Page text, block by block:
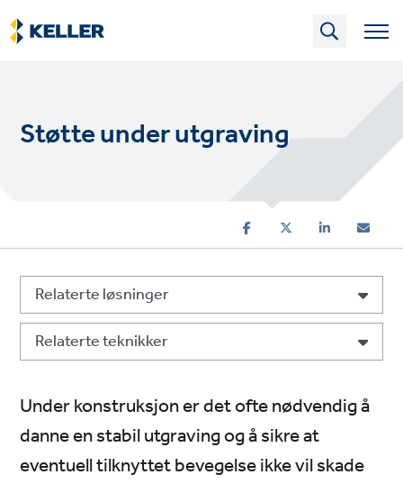
Skip
to
main
Støtte under utgraving
Relaterte løsninger
Relaterte teknikker
Under konstruksjon er det ofte nødvendig å
danne en stabil utgraving og å sikre at
eventuell tilknyttet bevegelse ikke vil skade